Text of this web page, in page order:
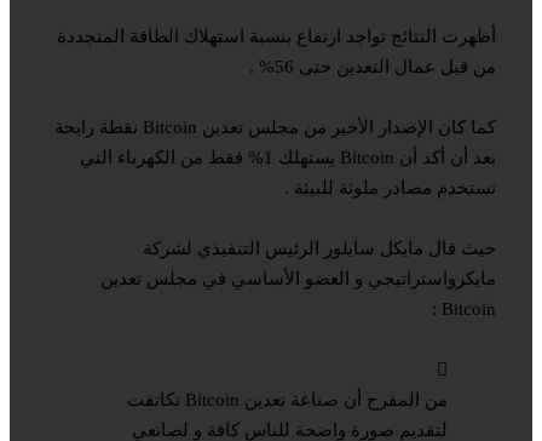
أظهرت النتائج تواجد ارتفاع بنسبة استهلاك الطاقة المتجددة
من قبل عمال التعدين حتى 56% .
كما كان الإصدار الأخير من مجلس تعدين Bitcoin نقطة رابحة
بعد أن أكد أن Bitcoin يستهلك 1% فقط من الكهرباء التي
تستخدم مصادر ملوثة للبيئة .
حيث قال مايكل سايلور الرئيس التنفيذي لشركة
مايكرواستراتيجي و العضو الأساسي في مجلس تعدين
Bitcoin :
من المفرح أن صناعة تعدين Bitcoin تكاتفت
لتقديم صورة واضحة للناس كافة و لصانعي